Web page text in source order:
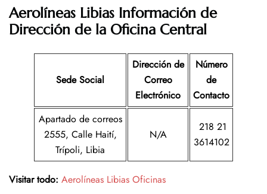
Aerolíneas Libias Información de
Dirección de la Oficina Central
Sede Social
Dirección de
Correo
Electrónico
Número
de
Contacto
Apartado de correos
2555, Calle Haití,
Trípoli, Libia
N/A
218 21
3614102
Visitar todo: Aerolíneas Libias Oficinas